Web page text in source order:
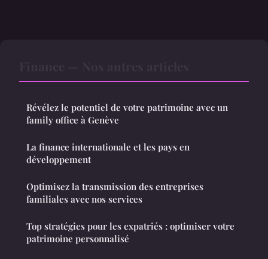
Révélez le potentiel de votre patrimoine avec un
family office à Genève
La finance internationale et les pays en
développement
Optimisez la transmission des entreprises
familiales avec nos services
Top stratégies pour les expatriés : optimiser votre
patrimoine personnalisé